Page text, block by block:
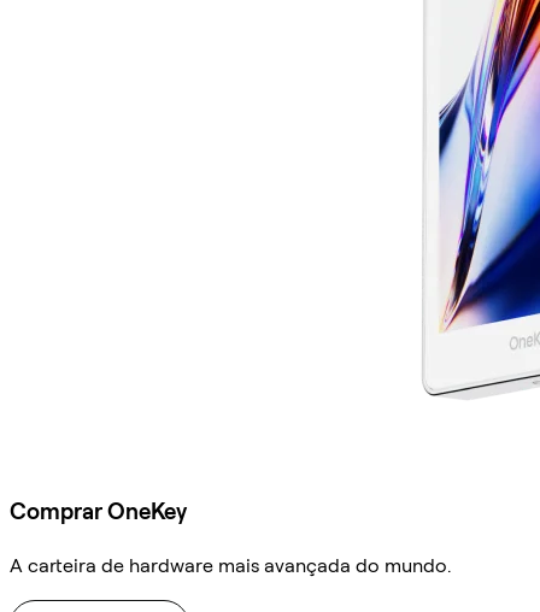
Comprar OneKey
A carteira de hardware mais avançada do mundo.